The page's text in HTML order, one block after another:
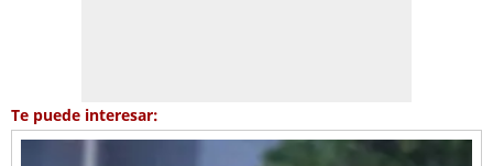
Te puede interesar: